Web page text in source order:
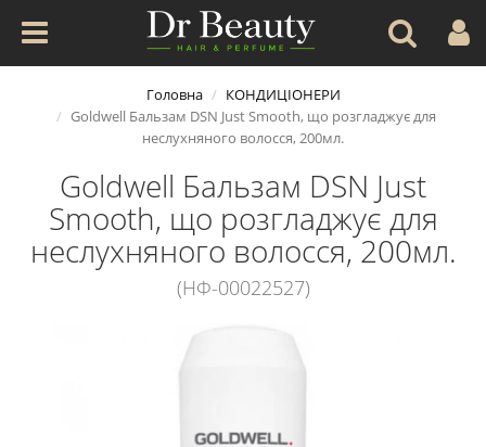
Головна
КОНДИЦІОНЕРИ
Goldwell Бальзам DSN Just Smooth, що розгладжує для
неслухняного волосся, 200мл.
Goldwell Бальзам DSN Just
Smooth, що розгладжує для
неслухняного волосся, 200мл.
(НФ-00022527)